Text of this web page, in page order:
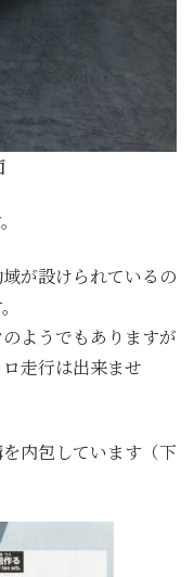
が設けられているの
ようでもありますが
走行は出来ませ
内包しています（下